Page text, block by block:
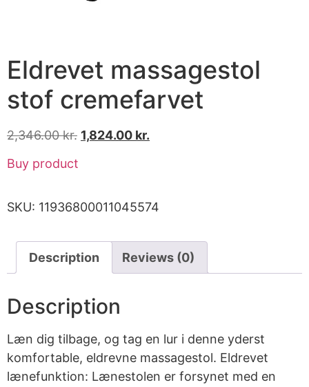
Eldrevet massagestol
stof cremefarvet
2,346.00kr. 1,824.00 kr.
Buy product
SKU: 11936800011045574
Description Reviews (0)
Description
Læn dig tilbage, og tag en lur i denne yderst
komfortable, eldrevne massagestol. Eldrevet
lænefunktion: Lænestolen er forsynet med en